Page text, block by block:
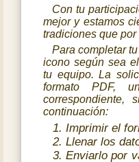
Con tu
mejor y estamos
tradiciones que
Para completar
icono según sea
tu equipo. La
formato PDF,
correspondiente,
continuación:
Imprimir el
Llenar los
Enviarlo por